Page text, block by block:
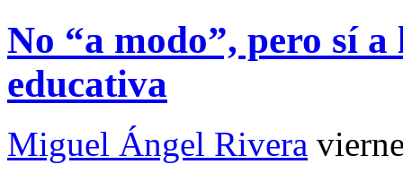
No “a modo”, pero sí
educativa
Miguel Ángel Rivera